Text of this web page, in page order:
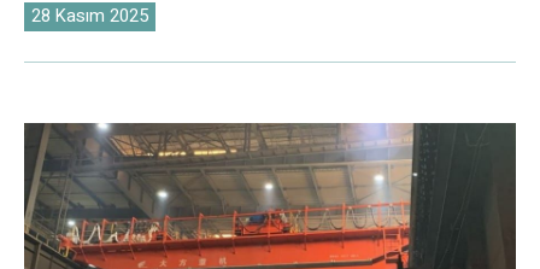
28 Kasım 2025
اردو
Українська
Беларуская мова
Kiswahili
Dansk
Norsk